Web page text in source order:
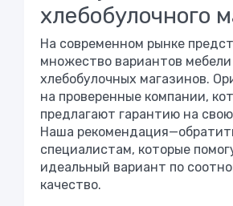
хлебобулочного
На современном рынке
множество вариантов
хлебобулочных магазинов.
на проверенные компании,
предлагают гарантию на
Наша
специалистам, которые
идеальный вариант по
качество.